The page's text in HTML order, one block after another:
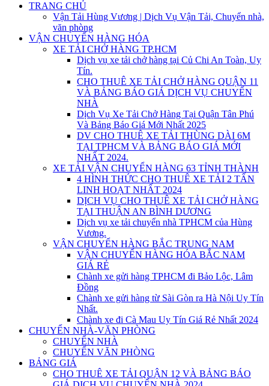
TRANG CHỦ
Vận Tải Hùng Vương | Dịch Vụ Vận Tải, Chuyển nhà,
văn phòng
VẬN CHUYỂN HÀNG HÓA
XE TẢI CHỞ HÀNG TP.HCM
Dịch vụ xe tải chở hàng tại Củ Chi An Toàn, Uy
Tín.
CHO THUÊ XE TẢI CHỞ HÀNG QUẬN 11
VÀ BẢNG BÁO GIÁ DỊCH VỤ CHUYỂN
NHÀ
Dịch Vụ Xe Tải Chở Hàng Tại Quận Tân Phú
Và Bảng Báo Giá Mới Nhất 2025
DV CHO THUÊ XE TẢI THÙNG DÀI 6M
TẠI TPHCM VÀ BẢNG BÁO GIÁ MỚI
NHẤT 2024.
XE TẢI VẬN CHUYỂN HÀNG 63 TỈNH THÀNH
4 HÌNH THỨC CHO THUÊ XE TẢI 2 TẤN
LINH HOẠT NHẤT 2024
DỊCH VỤ CHO THUÊ XE TẢI CHỞ HÀNG
TẠI THUẬN AN BÌNH DƯƠNG
Dịch vụ xe tải chuyển nhà TPHCM của Hùng
Vương.
VẬN CHUYỂN HÀNG BẮC TRUNG NAM
VẬN CHUYỂN HÀNG HÓA BẮC NAM
GIÁ RẺ
Chành xe gửi hàng TPHCM đi Bảo Lộc, Lâm
Đồng
Chành xe gửi hàng từ Sài Gòn ra Hà Nội Uy Tín
Nhất.
Chành xe đi Cà Mau Uy Tín Giá Rẻ Nhất 2024
CHUYỂN NHÀ-VĂN PHÒNG
CHUYỂN NHÀ
CHUYỂN VĂN PHÒNG
BẢNG GIÁ
CHO THUÊ XE TẢI QUẬN 12 VÀ BẢNG BÁO